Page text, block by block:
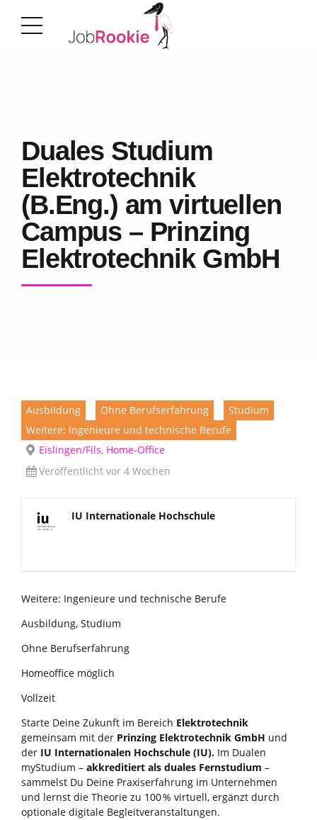
Duales Studium
Elektrotechnik
(B.Eng.) am virtuellen
Campus – Prinzing
Elektrotechnik GmbH
Ausbildung Ohne Berufserfahrung
Studium
Weitere: Ingenieure und technische Berufe
Eislingen/Fils, Home-Office
Veröffentlicht vor 4 Wochen
IU Internationale Hochschule
Weitere: Ingenieure und technische Berufe
Ausbildung, Studium
Ohne Berufserfahrung
Homeoffice möglich
Vollzeit
Starte Deine Zukunft im Bereich Elektrotechnik
gemeinsam mit der Prinzing Elektrotechnik GmbH und
der IU Internationalen Hochschule (IU). Im Dualen
myStudium – akkreditiert als duales Fernstudium –
sammelst Du Deine Praxiserfahrung im Unternehmen
und lernst die Theorie zu 100 % virtuell, ergänzt durch
optionale digitale Begleitveranstaltungen.